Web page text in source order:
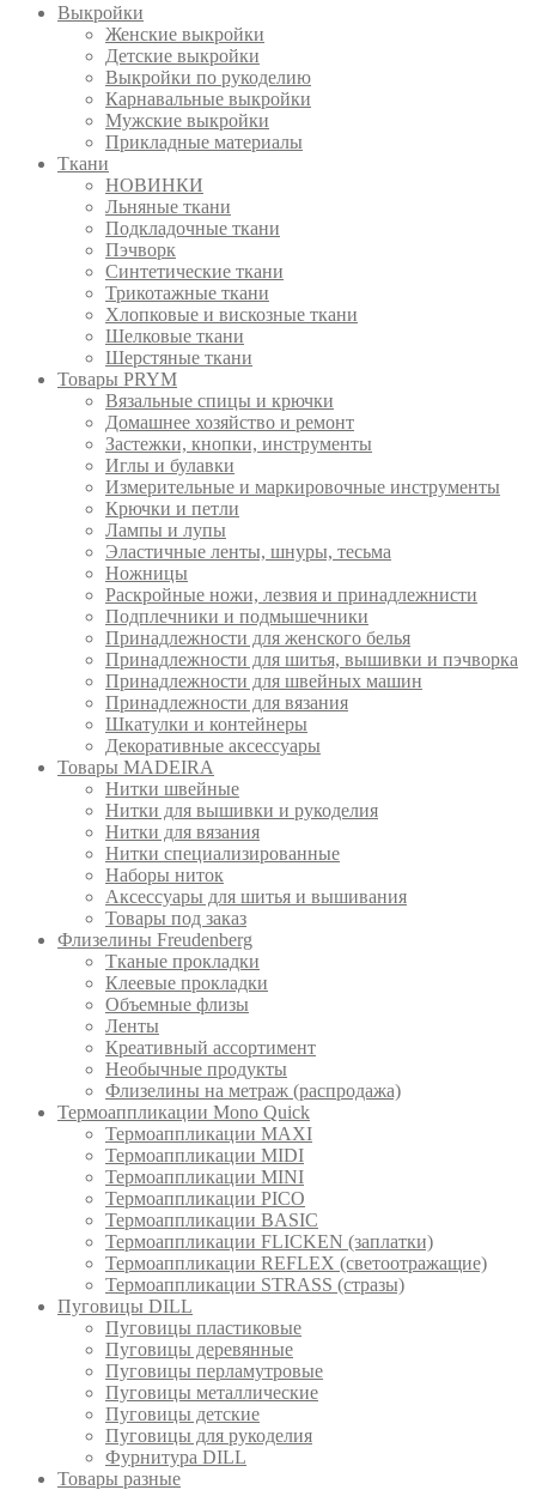
Выкройки
Женские выкройки
Детские выкройки
Выкройки по рукоделию
Карнавальные выкройки
Мужские выкройки
Прикладные материалы
Ткани
НОВИНКИ
Льняные ткани
Подкладочные ткани
Пэчворк
Синтетические ткани
Трикотажные ткани
Хлопковые и вискозные ткани
Шелковые ткани
Шерстяные ткани
Товары PRYM
Вязальные спицы и крючки
Домашнее хозяйство и ремонт
Застежки, кнопки, инструменты
Иглы и булавки
Измерительные и маркировочные инструменты
Крючки и петли
Лампы и лупы
Эластичные ленты, шнуры, тесьма
Ножницы
Раскройные ножи, лезвия и принадлежнисти
Подплечники и подмышечники
Принадлежности для женского белья
Принадлежности для шитья, вышивки и пэчворка
Принадлежности для швейных машин
Принадлежности для вязания
Шкатулки и контейнеры
Декоративные аксессуары
Товары MADEIRA
Нитки швейные
Нитки для вышивки и рукоделия
Нитки для вязания
Нитки специализированные
Наборы ниток
Аксессуары для шитья и вышивания
Товары под заказ
Флизелины Freudenberg
Тканые прокладки
Клеевые прокладки
Объемные флизы
Ленты
Креативный ассортимент
Необычные продукты
Флизелины на метраж (распродажа)
Термоаппликации Mono Quick
Термоаппликации MAXI
Термоаппликации MIDI
Термоаппликации MINI
Термоаппликации PICO
Термоаппликации BASIC
Термоаппликации FLICKEN (заплатки)
Термоаппликации REFLEX (светоотражащие)
Термоаппликации STRASS (стразы)
Пуговицы DILL
Пуговицы пластиковые
Пуговицы деревянные
Пуговицы перламутровые
Пуговицы металлические
Пуговицы детские
Пуговицы для рукоделия
Фурнитура DILL
Товары разные